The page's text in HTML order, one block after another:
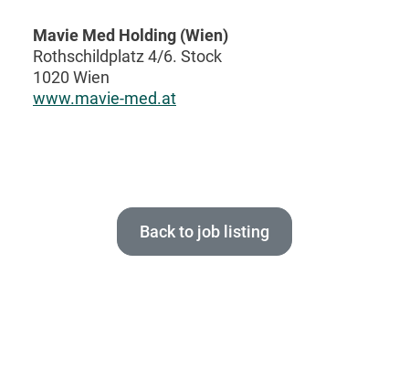
Mavie Med Holding (Wien)
Rothschildplatz 4/6. Stock
1020 Wien
www.mavie-med.at
Back to job listing